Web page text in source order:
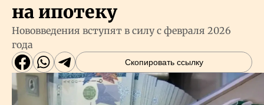
Бизнес
Рынки
Технологии
на ипотеку
Нововведения вступят в силу с февраля 2026
года
Скопировать ссылку